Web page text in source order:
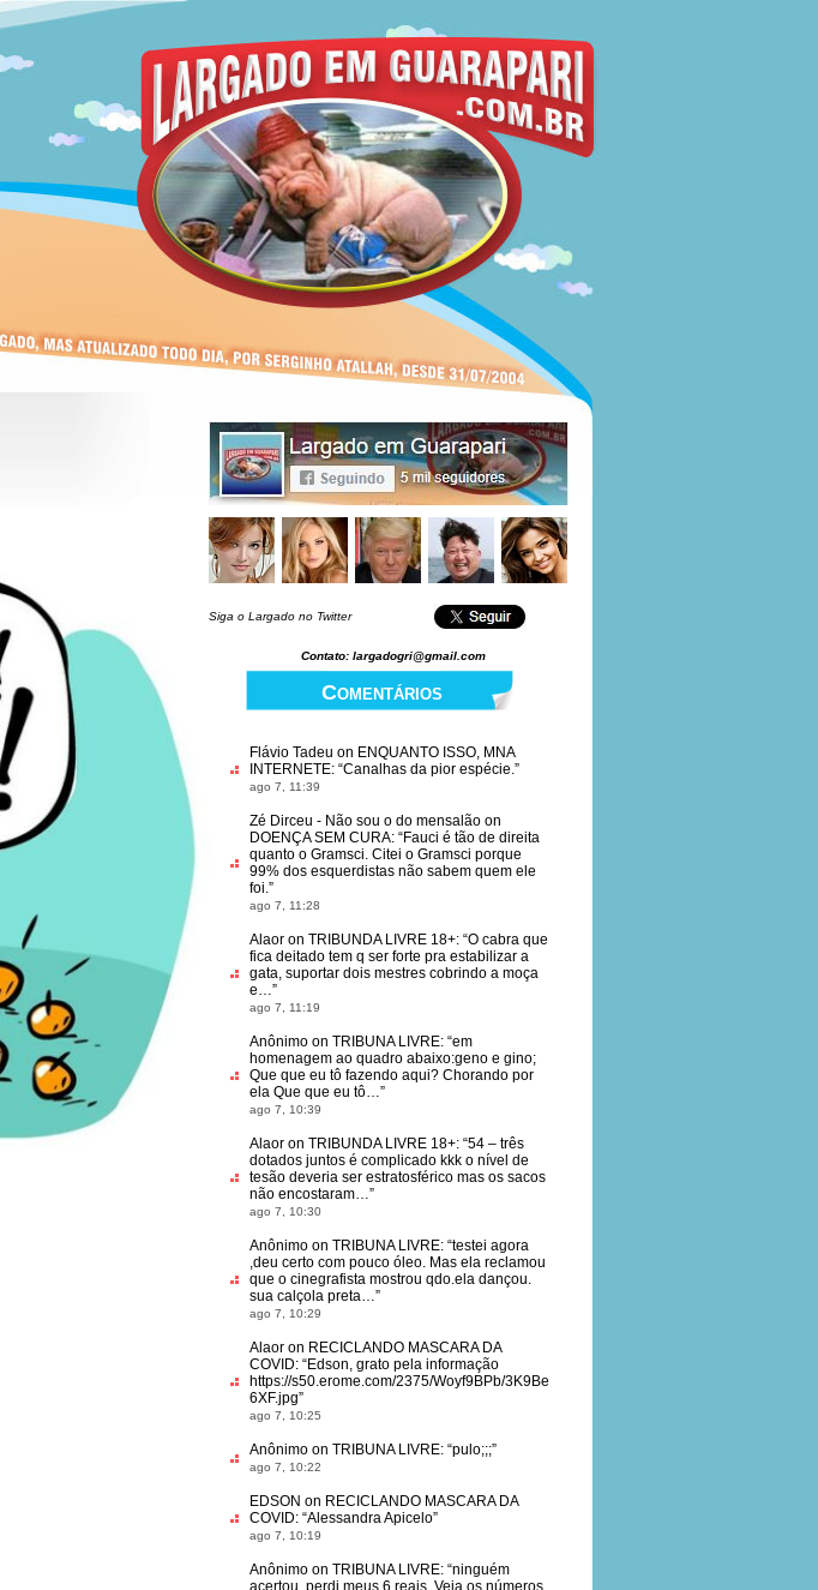
Siga o Largado no Twitter
Contato: largadogri@gmail.com
Comentários
Flávio Tadeu on ENQUANTO ISSO, MNA
INTERNETE: “Canalhas da pior espécie.”
ago 7, 11:39
Zé Dirceu - Não sou o do mensalão on
DOENÇA SEM CURA: “Fauci é tão de direita
quanto o Gramsci. Citei o Gramsci porque
99% dos esquerdistas não sabem quem ele
foi.”
ago 7, 11:28
Alaor on TRIBUNDA LIVRE 18+: “O cabra que
fica deitado tem q ser forte pra estabilizar a
gata, suportar dois mestres cobrindo a moça
e…”
ago 7, 11:19
Anônimo on TRIBUNA LIVRE: “em
homenagem ao quadro abaixo:geno e gino;
Que que eu tô fazendo aqui? Chorando por
ela Que que eu tô…”
ago 7, 10:39
Alaor on TRIBUNDA LIVRE 18+: “54 – três
dotados juntos é complicado kkk o nível de
tesão deveria ser estratosférico mas os sacos
não encostaram…”
ago 7, 10:30
Anônimo on TRIBUNA LIVRE: “testei agora
,deu certo com pouco óleo. Mas ela reclamou
que o cinegrafista mostrou qdo.ela dançou.
sua calçola preta…”
ago 7, 10:29
Alaor on RECICLANDO MASCARA DA
COVID: “Edson, grato pela informação
https://s50.erome.com/2375/Woyf9BPb/3K9Be
6XF.jpg”
ago 7, 10:25
Anônimo on TRIBUNA LIVRE: “pulo;;;”
ago 7, 10:22
EDSON on RECICLANDO MASCARA DA
COVID: “Alessandra Apicelo”
ago 7, 10:19
Anônimo on TRIBUNA LIVRE: “ninguém
acertou, perdi meus 6 reais. Veja os números